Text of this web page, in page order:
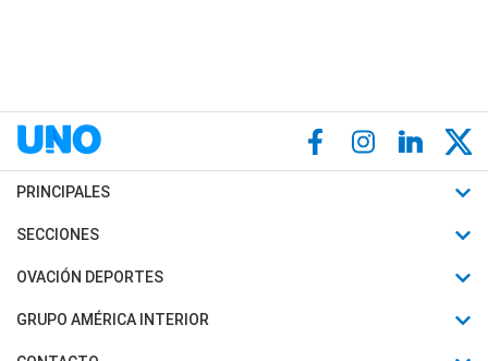
PRINCIPALES
Últimas Noticias
Política
SECCIONES
Horóscopo
Motores
OVACIÓN DEPORTES
Fútbol
Mundial
GRUPO AMÉRICA INTERIOR